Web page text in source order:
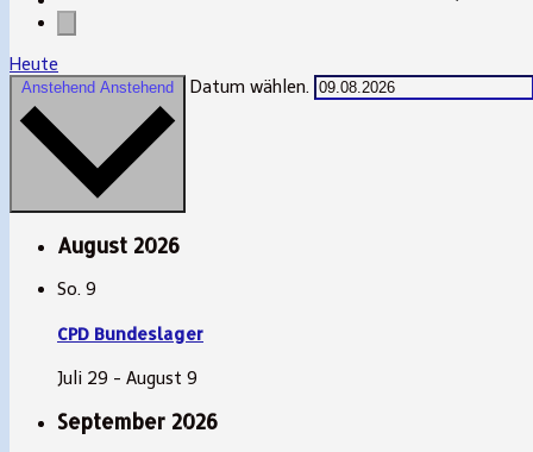
Heute
Anstehend Anstehend Datum wählen.
August 2026
So. 9
CPD Bundeslager
Juli 29 - August 9
September 2026